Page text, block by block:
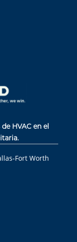
HVAC en el
Fort Worth